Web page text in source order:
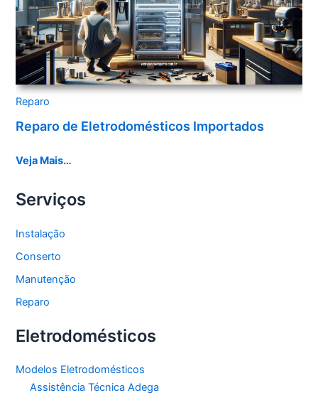
Reparo
Reparo de Eletrodomésticos Importados
Veja Mais…
Serviços
Instalação
Conserto
Manutenção
Reparo
Eletrodomésticos
Modelos Eletrodomésticos
Assistência Técnica Adega